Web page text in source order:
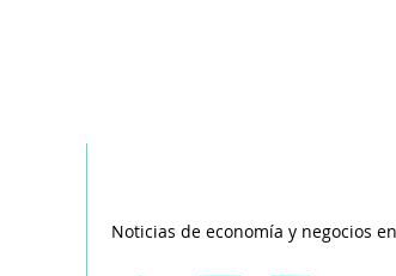
Noticias de economía y negocios